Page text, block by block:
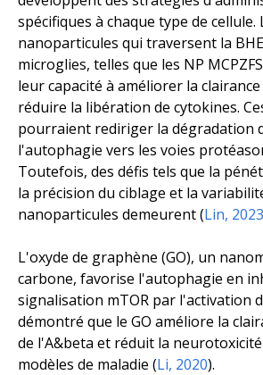
spécifiques à chaque type de cellule.
nanoparticules qui traversent la
microglies, telles que les NP
leur capacité à améliorer la
réduire la libération de cytokines.
pourraient rediriger la dégradation
l'autophagie vers les voies
Toutefois, des défis tels que la
la précision du ciblage et la
nanoparticules demeurent (Lin, 2023
L'oxyde de graphène (GO), un
carbone, favorise l'autophagie en
signalisation mTOR par l'activation
démontré que le GO améliore la
de l'A&beta et réduit la
modèles de maladie (Li, 2020).